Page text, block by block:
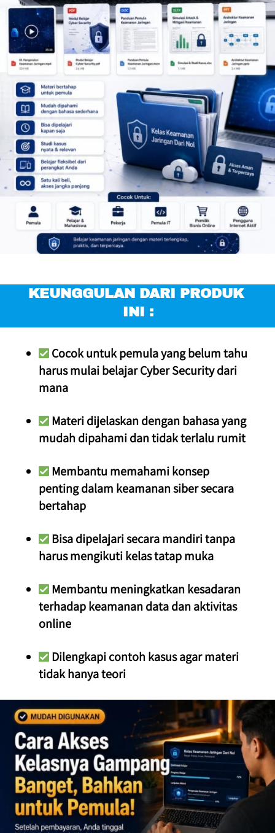
KEUNGGULAN DARI PRODUK
INI :
Cocok untuk pemula yang belum tahu
harus mulai belajar Cyber Security dari
mana
Materi dijelaskan dengan bahasa yang
mudah dipahami dan tidak terlalu rumit
Membantu memahami konsep
penting dalam keamanan siber secara
bertahap
Bisa dipelajari secara mandiri tanpa
harus mengikuti kelas tatap muka
Membantu meningkatkan kesadaran
terhadap keamanan data dan aktivitas
online
Dilengkapi contoh kasus agar materi
tidak hanya teori